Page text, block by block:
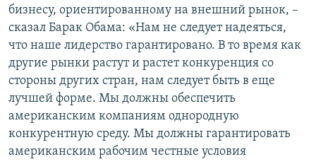
бизнесу, ориентированному на внешний рынок, –
сказал Барак Обама: «Нам не следует надеяться,
что наше лидерство гарантировано. В то время как
другие рынки растут и растет конкуренция со
стороны других стран, нам следует быть в еще
лучшей форме. Мы должны обеспечить
американским компаниям однородную
конкурентную среду. Мы должны гарантировать
американским рабочим честные условия